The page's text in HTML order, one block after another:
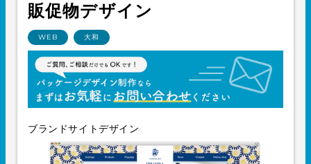
販促物デザイン
WEB 大和
ブランドサイトデザイン